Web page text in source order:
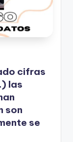
cifras
las
son
se